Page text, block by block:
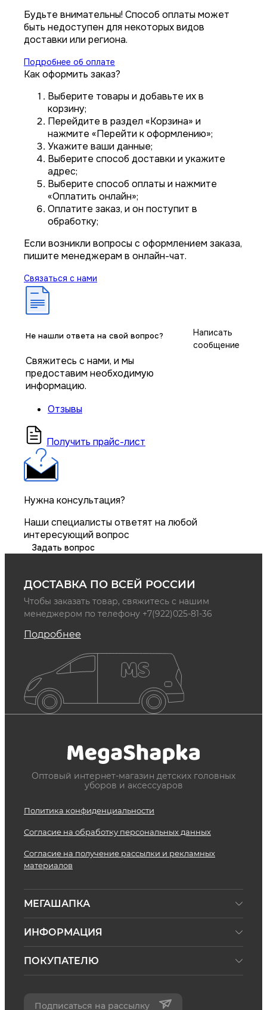
Будьте внимательны! Способ оплаты может
быть недоступен для некоторых видов
доставки или региона.
Подробнее об оплате
Как оформить заказ?
Выберите товары и добавьте их в
корзину;
Перейдите в раздел «Корзина» и
нажмите «Перейти к оформлению»;
Укажите ваши данные;
Выберите способ доставки и укажите
адрес;
Выберите способ оплаты и нажмите
«Оплатить онлайн»;
Оплатите заказ, и он поступит в
обработку;
Если возникли вопросы с оформлением заказа,
пишите менеджерам в онлайн-чат.
Связаться с нами
Не нашли ответа на свой вопрос?
Свяжитесь с нами, и мы
предоставим необходимую
информацию.
Написать
сообщение
Отзывы
Получить прайс-лист
Нужна консультация?
Наши специалисты ответят на любой
интересующий вопрос
Задать вопрос
ДОСТАВКА ПО ВСЕЙ РОССИИ
Чтобы заказать товар, свяжитесь с нашим
менеджером по телефону +7(922)025-81-36
Подробнее
Оптовый интернет-магазин детских головных
уборов и аксессуаров
Политика конфиденциальности
Согласие на обработку персональных данных
Согласие на получение рассылки и рекламных
материалов
МЕГАШАПКА
ИНФОРМАЦИЯ
ПОКУПАТЕЛЮ
Подписаться на рассылку